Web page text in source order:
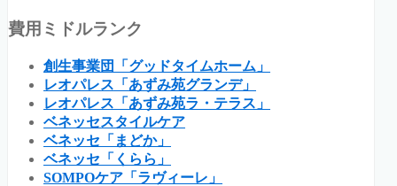
費用ミドルランク
創生事業団「グッドタイムホーム」
レオパレス「あずみ苑グランデ」
レオパレス「あずみ苑ラ・テラス」
ベネッセスタイルケア
ベネッセ「まどか」
ベネッセ「くらら」
SOMPOケア「ラヴィーレ」